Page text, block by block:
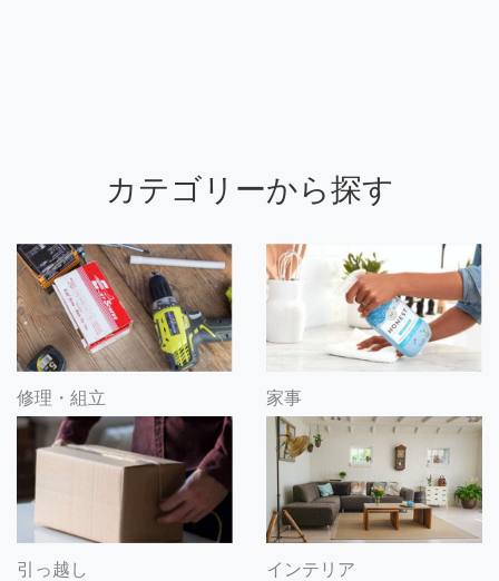
カテゴリーから探す
修理・組立 家事
引っ越し インテリア